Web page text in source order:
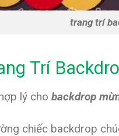
trang trí
Trí
lý cho backdrop
chiếc backdrop